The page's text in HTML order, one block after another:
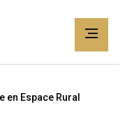
en Espace Rural